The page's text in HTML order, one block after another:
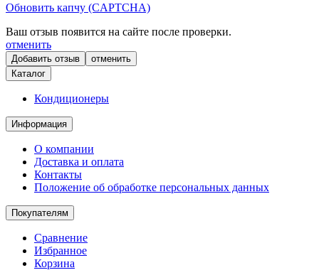
Обновить капчу (CAPTCHA)
Ваш отзыв появится на сайте после проверки.
отменить
отменить
Каталог
Кондиционеры
Информация
О компании
Доставка и оплата
Контакты
Положение об обработке персональных данных
Покупателям
Сравнение
Избранное
Корзина